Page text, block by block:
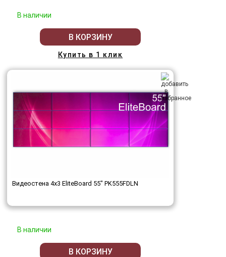
В наличии
В КОРЗИНУ
Купить в 1 клик
Видеостена 4x3 EliteBoard 55" PK555FDLN
В наличии
В КОРЗИНУ